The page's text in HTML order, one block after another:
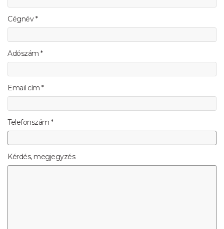
Cégnév *
Adószám *
Email cím *
Telefonszám *
Kérdés, megjegyzés